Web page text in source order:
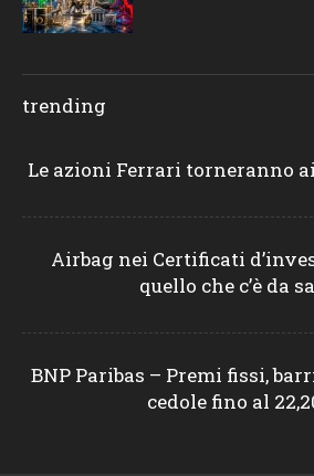
trending
Le azioni Ferrari torneranno
Airbag nei Certificati
quello che c’è da
BNP Paribas – Premi fissi,
cedole fino al